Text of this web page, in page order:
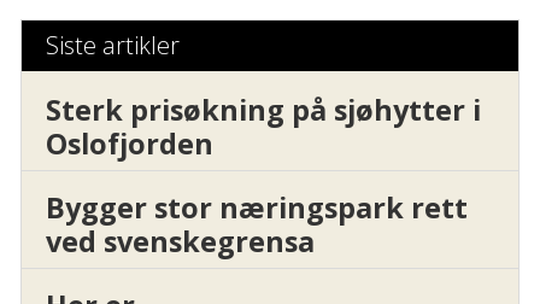
Siste artikler
Sterk prisøkning på sjøhytter i
Oslofjorden
Bygger stor næringspark rett
ved svenskegrensa